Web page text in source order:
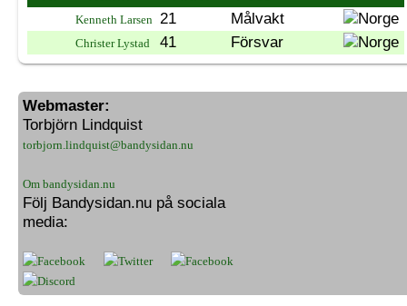
Kenneth Larsen 21 Målvakt
Christer Lystad 41 Försvar
Webmaster:
Torbjörn Lindquist
torbjorn.lindquist@bandysidan.nu
Om bandysidan.nu
Följ Bandysidan.nu på sociala
media: